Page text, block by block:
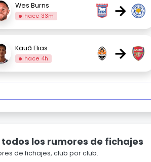
Wes Burns
hace 33m →
Kauã Elias
hace 4h →
todos los rumores de fichajes
de fichajes, club por club.